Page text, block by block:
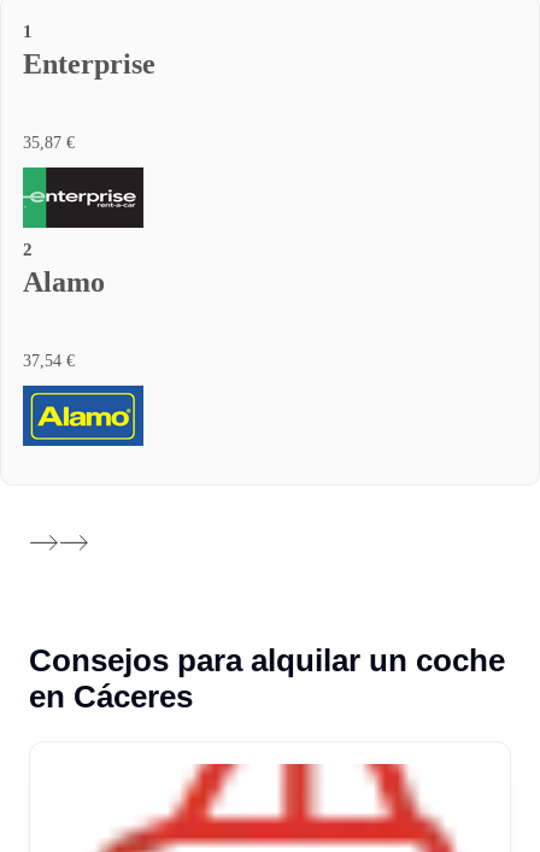
1
Enterprise
35,87 €
2
Alamo
37,54 €
Consejos para alquilar un coche
en Cáceres